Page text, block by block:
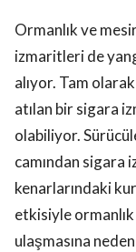
Ormanlık ve
izmaritleri de
alıyor. Tam
atılan bir sigara
olabiliyor.
camından sigara
kenarlarındaki
etkisiyle
ulaşmasına